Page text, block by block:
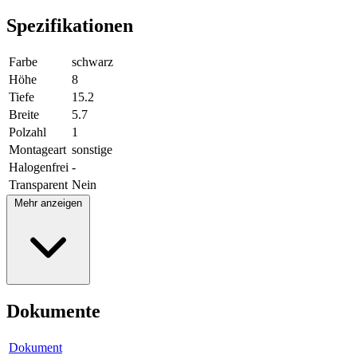
Spezifikationen
Farbe
schwarz
Höhe
8
Tiefe
15.2
Breite
5.7
Polzahl
1
Montageart sonstige
Halogenfrei -
Transparent Nein
Mehr anzeigen
Dokumente
Dokument